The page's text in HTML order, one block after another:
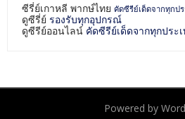
ซีรี่ย์เกาหลี พากษ์ไทย คัดซีรีย์เด็ดจากทุกปร
ดูซีรี่ย์ รองรับทุกอุปกรณ์
ดูซีรีย์ออนไลน์ คัดซีรีย์เด็ดจากทุกประ
Powered by